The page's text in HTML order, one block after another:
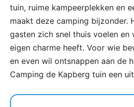
tuin, ruime kampeerplekken en
maakt deze camping bijzonder.
gasten zich snel thuis voelen en
eigen charme heeft. Voor wie
en even wil ontsnappen aan de
Camping de Kapberg tuin een